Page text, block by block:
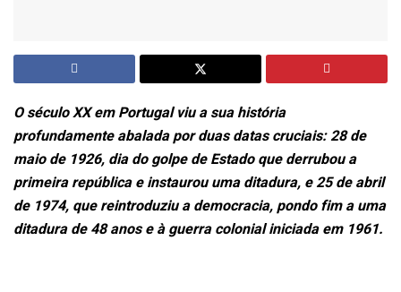
O século XX em Portugal viu a sua história
profundamente abalada por duas datas cruciais: 28 de
maio de 1926, dia do golpe de Estado que derrubou a
primeira república e instaurou uma ditadura, e 25 de abril
de 1974, que reintroduziu a democracia, pondo fim a uma
ditadura de 48 anos e à guerra colonial iniciada em 1961.